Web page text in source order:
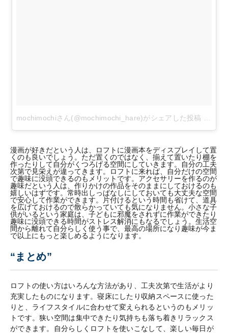
mochimochiさん(@mochimochi_hare)がシェアした投稿
漫画が好きだという人は、ロフトに漫画本をディスプレイして置
くのも良いでしょう。ただ置くのではなく、揃えて置いたり棚を
作ったりして自分がくつろげる空間にしていきます。自分の工夫
次第で見栄えが違ってきます。ロフトに来れば、自分だけの空間
で趣味に没頭できるのもメリットです。アクセサリーを作るのが
趣味だという人は、作りかけの作品をそのままにしておけるのも
嬉しいはずです。常時出しっぱなしにしておいても大丈夫な空間
で安心して作業ができます。片付けるという時間も省けて、道具
を広げておけるので散らかっていても気になりません。小さな子
供がいるという家庭は、子どもに邪魔をされずに作業ができたり
趣味に没頭できる時間がストレス解消にもなるでしょう。生活空
間から離れて自分らしく使う事で、最高の場所になり趣味が今ま
で以上にもっと楽しめるようになります。
“まとめ”
ロフトの使い方はいろんな方法があり、工夫次第で生活がより
充実したものになります。寝床にしたり収納スペースに使った
りと、ライフスタイルに合わせて変えられるというのもメリッ
トです。狭い空間は集中できたり気持ちも落ち着きリラックス
ができます。自分らしくロフトを使いこなして、楽しい毎日が